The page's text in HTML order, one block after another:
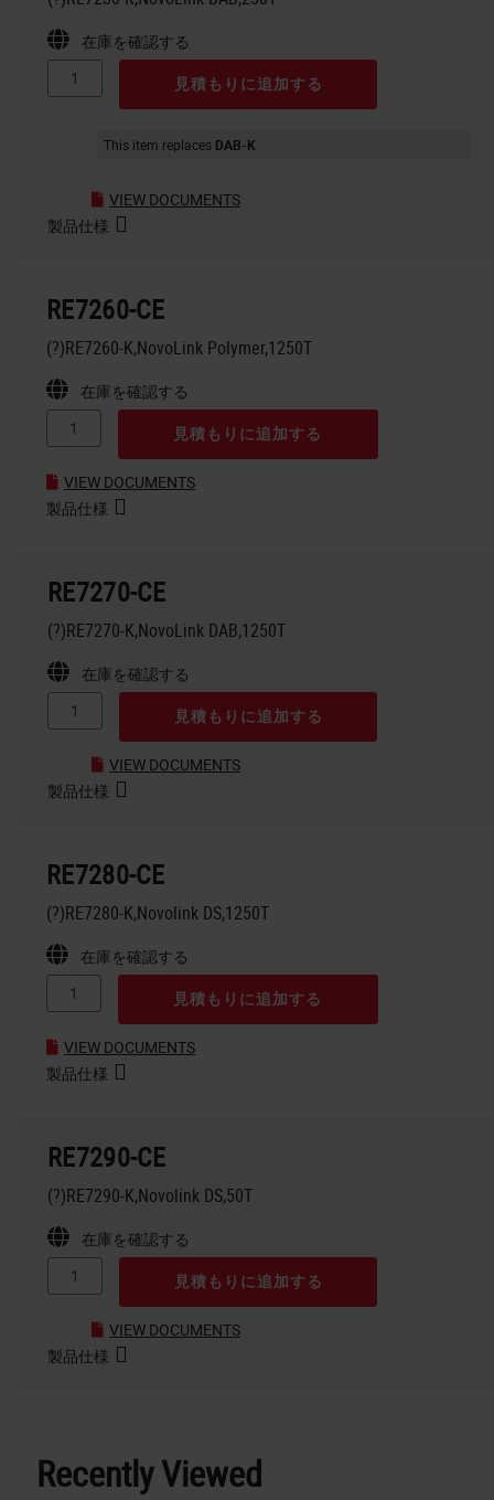
在庫を確認する
見積もりに追加する
This item replaces DAB-K
VIEW DOCUMENTS
製品仕様
RE7260-CE
(?)RE7260-K,NovoLink Polymer,1250T
在庫を確認する
見積もりに追加する
VIEW DOCUMENTS
製品仕様
RE7270-CE
(?)RE7270-K,NovoLink DAB,1250T
在庫を確認する
見積もりに追加する
VIEW DOCUMENTS
製品仕様
RE7280-CE
(?)RE7280-K,Novolink DS,1250T
在庫を確認する
見積もりに追加する
VIEW DOCUMENTS
製品仕様
RE7290-CE
(?)RE7290-K,Novolink DS,50T
在庫を確認する
見積もりに追加する
VIEW DOCUMENTS
製品仕様
Recently Viewed